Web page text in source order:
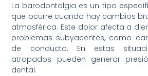
La barodontalgia es un tipo
que ocurre cuando hay cambios
atmosférica. Este dolor afecta a
problemas subyacentes, como
de conducto. En estas
atrapados pueden generar
dental.